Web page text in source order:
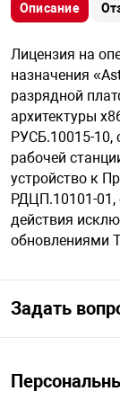
средства
ключи
Описание
Лицензия на
назначения
разрядной
архитектуры
РУСБ.10015-10,
рабочей
устройство к
РДЦП.10101-01,
действия
обновлениями
Задать